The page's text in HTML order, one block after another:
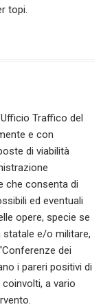
topi.
Traffico del
e con
di viabilità
che consenta di
ed eventuali
opere, specie se
statale e/o militare,
dei
i pareri positivi di
a vario